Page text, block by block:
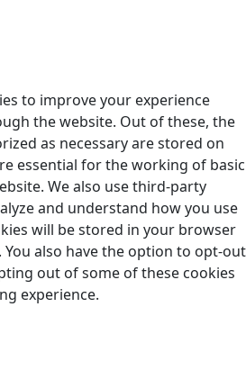
to improve your experience
the website. Out of these, the
as necessary are stored on
essential for the working of basic
We also use third-party
and understand how you use
will be stored in your browser
also have the option to opt-out
out of some of these cookies
experience.